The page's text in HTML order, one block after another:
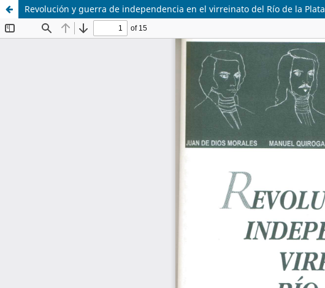
Revolución y guerra de independencia en el virreinato del Río de la Plata